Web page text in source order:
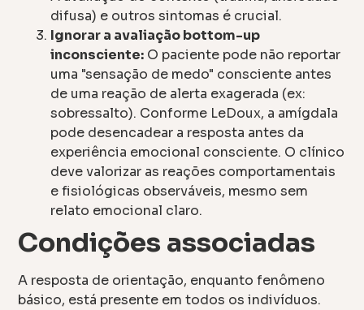
difusa) e outros sintomas é crucial.
Ignorar a avaliação bottom-up
inconsciente: O paciente pode não reportar
uma "sensação de medo" consciente antes
de uma reação de alerta exagerada (ex:
sobressalto). Conforme LeDoux, a amígdala
pode desencadear a resposta antes da
experiência emocional consciente. O clínico
deve valorizar as reações comportamentais
e fisiológicas observáveis, mesmo sem
relato emocional claro.
Condições associadas
A resposta de orientação, enquanto fenômeno
básico, está presente em todos os indivíduos.